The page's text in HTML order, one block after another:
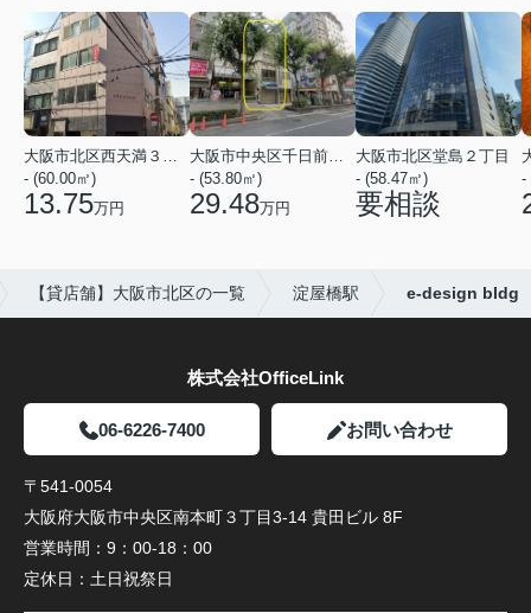
- (60.00㎡)
13.75万円
- (53.80㎡)
29.48万円
大阪市北区堂島２丁目
- (58.47㎡)
要相談
-
【貸店舗】大阪市北区の一覧 淀屋橋駅 e-design bldg
株式会社OfficeLink
06-6226-7400 お問い合わせ
〒541-0054
大阪府大阪市中央区南本町３丁目3-14 貴田ビル 8F
営業時間： 9：00-18：00
定休日： 土日祝祭日